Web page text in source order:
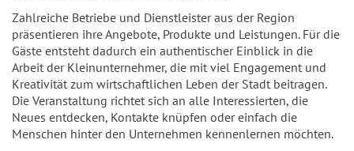
Zahlreiche Betriebe und Dienstleister aus der Region
präsentieren ihre Angebote, Produkte und Leistungen. Für die
Gäste entsteht dadurch ein authentischer Einblick in die
Arbeit der Kleinunternehmer, die mit viel Engagement und
Kreativität zum wirtschaftlichen Leben der Stadt beitragen.
Die Veranstaltung richtet sich an alle Interessierten, die
Neues entdecken, Kontakte knüpfen oder einfach die
Menschen hinter den Unternehmen kennenlernen möchten.